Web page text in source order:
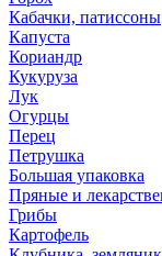
Кабачки, патиссоны
Капуста
Кориандр
Кукуруза
Лук
Огурцы
Перец
Петрушка
Большая упаковка
Пряные и
Грибы
Картофель